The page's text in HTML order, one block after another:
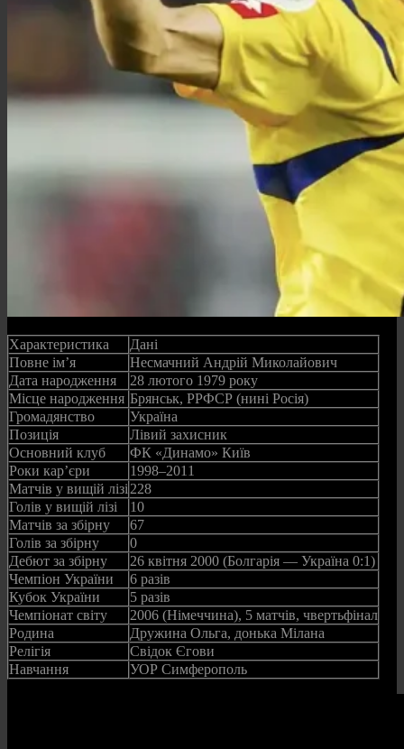
Характеристика
Дані
Повне ім’я
Несмачний Андрій Миколайович
Дата народження
28 лютого 1979 року
Місце народження Брянськ, РРФСР (нині Росія)
Громадянство
Україна
Позиція
Лівий захисник
Основний клуб
ФК «Динамо» Київ
Роки кар’єри
1998–2011
Матчів у вищій лізі 228
Голів у вищій лізі
10
Матчів за збірну
67
Голів за збірну
0
Дебют за збірну
26 квітня 2000 (Болгарія — Україна 0:1)
Чемпіон України
6 разів
Кубок України
5 разів
Чемпіонат світу
2006 (Німеччина), 5 матчів, чвертьфінал
Родина
Дружина Ольга, донька Мілана
Релігія
Свідок Єгови
Навчання
УОР Симферополь